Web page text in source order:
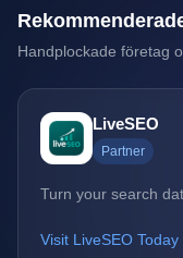
Handplockade företag
LiveSEO
Partner
Turn your search
Visit LiveSEO